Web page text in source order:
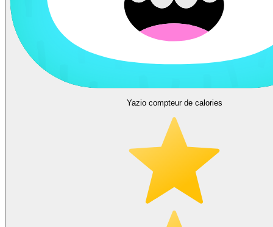
Yazio compteur de calories